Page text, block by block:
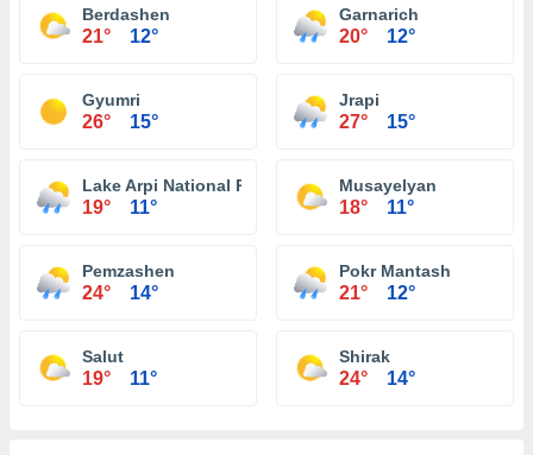
Berdashen
21° 12°
Garnarich
20° 12°
Gyumri
26° 15°
Jrapi
27° 15°
Lake Arpi National Park
19° 11°
Musayelyan
18° 11°
Pemzashen
24° 14°
Pokr Mantash
21° 12°
Salut
19° 11°
Shirak
24° 14°